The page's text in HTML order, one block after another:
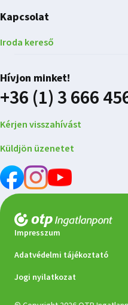
Kapcsolat
Iroda kereső
Hívjon minket!
+36 (1) 3 666
Kérjen visszahívást
Küldjön üzenetet
Impresszum
Adatvédelmi tájékoztató
Jogi nyilatkozat